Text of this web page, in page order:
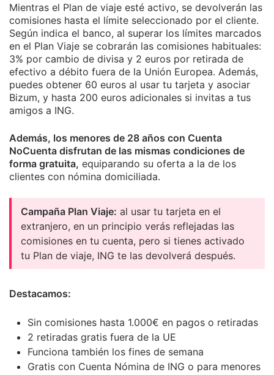
Mientras el Plan de viaje esté activo, se devolverán las
comisiones hasta el límite seleccionado por el cliente.
Según indica el banco, al superar los límites marcados
en el Plan Viaje se cobrarán las comisiones habituales:
3% por cambio de divisa y 2 euros por retirada de
efectivo a débito fuera de la Unión Europea. Además,
puedes obtener 60 euros al usar tu tarjeta y asociar
Bizum, y hasta 200 euros adicionales si invitas a tus
amigos a ING.
Además, los menores de 28 años con Cuenta
NoCuenta disfrutan de las mismas condiciones de
forma gratuita, equiparando su oferta a la de los
clientes con nómina domiciliada.
Campaña Plan Viaje: al usar tu tarjeta en el
extranjero, en un principio verás reflejadas las
comisiones en tu cuenta, pero si tienes activado
tu Plan de viaje, ING te las devolverá después.
Destacamos:
Sin comisiones hasta 1.000€ en pagos o retiradas
2 retiradas gratis fuera de la UE
Funciona también los fines de semana
Gratis con Cuenta Nómina de ING o para menores